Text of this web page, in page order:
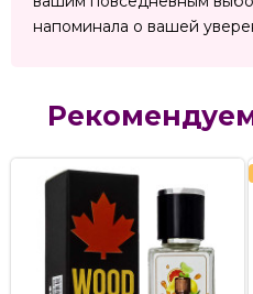
напоминала о вашей